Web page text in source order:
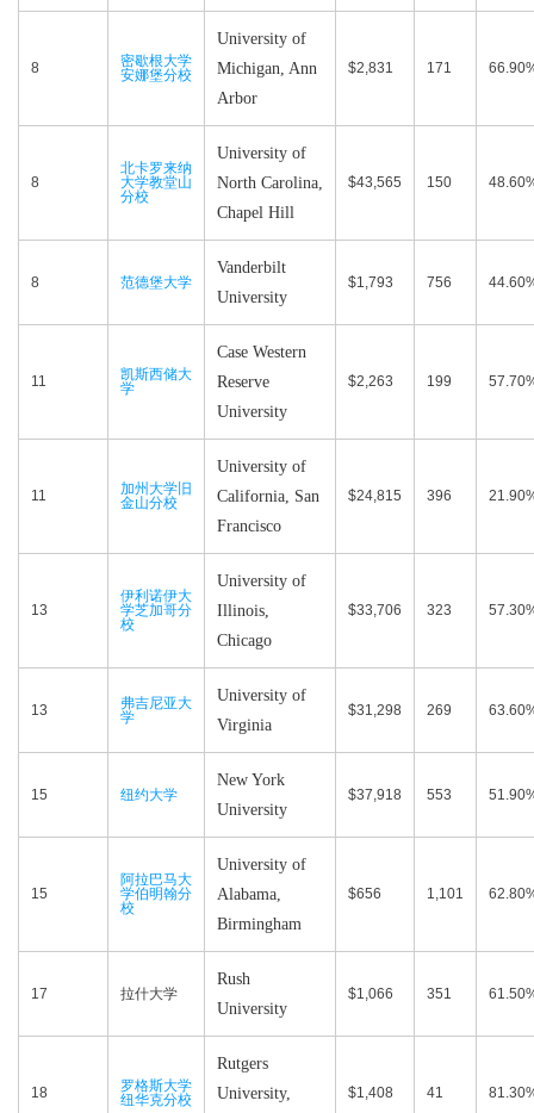
8
密歇根大学
安娜堡分校
University of
Michigan, Ann
Arbor
$2,831 171
8
北卡罗来纳
大学教堂山
分校
University of
North Carolina,
Chapel Hill
$43,565 150
8 范德堡大学
Vanderbilt
University
$1,793 756
11
凯斯西储大
学
Case Western
Reserve
University
$2,263 199
11
加州大学旧
金山分校
University of
California, San
Francisco
$24,815 396
13
伊利诺伊大
学芝加哥分
校
University of
Illinois,
Chicago
$33,706 323
13
弗吉尼亚大
学
University of
Virginia
$31,298 269
15 纽约大学
New York
University
$37,918 553
15
阿拉巴马大
学伯明翰分
校
University of
Alabama,
Birmingham
$656 1,101
17 拉什大学
Rush
University
$1,066 351
18
罗格斯大学
纽华克分校
Rutgers
University,
$1,408 41